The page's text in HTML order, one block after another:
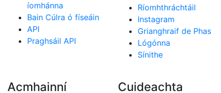
íomhánna
Bain Cúlra ó físeáin
API
Praghsáil API
Ríomhthráchtáil
Instagram
Grianghraif de Phas
Lógónna
Sínithe
Acmhainní Cuideachta